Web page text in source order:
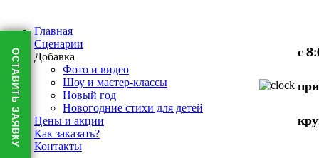
с
Главная
Сценарии
Добавка
Фото и видео
Шоу и мастер-классы
Новый год
Новогодние стихи для детей
Цены и акции
Как заказать?
Контакты
ОСТАВИТЬ ЗАЯВКУ